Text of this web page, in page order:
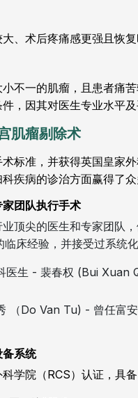
、术后疼痛感更强且恢复
不一的肌瘤，且患者痛
，因其对医生专业水平及
肌瘤剔除术
标准，并获得英国皇家
疾病的诊治方面赢得了众
团队执行手术
顶尖的医生和专家团队
床经验，并接受过系统
医生 - 裴春权 (Bui
（Do Van Tu) - 曾任富
系统
学院（RCS）认证，具备